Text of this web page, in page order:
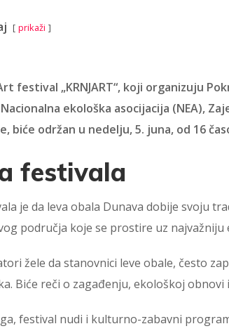
prikaži
festival „KRNJART“, koji organizuju
ekološka asocijacija (NEA),
biće održan u nedelju, 5. juna, od 16
festivala
je da leva obala Dunava dobije svoju
područja koje se prostire uz najvažniju
žele da stanovnici leve obale, često
Biće reči o zagađenju, ekološkoj
festival nudi i kulturno-zabavni